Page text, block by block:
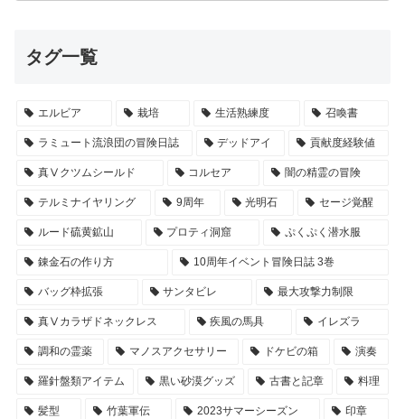
タグ一覧
エルビア 栽培 生活熟練度 召喚書
ラミュート流浪団の冒険日誌 デッドアイ 貢献度経験値
真Ⅴクツムシールド コルセア 闇の精霊の冒険
テルミナイヤリング 9周年 光明石 セージ覚醒
ルード硫黄鉱山 プロティ洞窟 ぷくぷく潜水服
錬金石の作り方 10周年イベント冒険日誌 3巻
バッグ枠拡張 サンタビレ 最大攻撃力制限
真Ⅴカラザドネックレス 疾風の馬具 イレズラ
調和の霊薬 マノスアクセサリー ドケビの箱 演奏
羅針盤類アイテム 黒い砂漠グッズ 古書と記章 料理
髪型 竹葉軍伝 2023サマーシーズン 印章